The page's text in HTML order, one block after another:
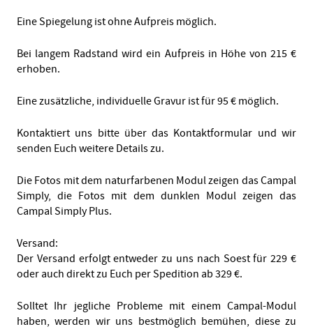
Eine Spiegelung ist ohne Aufpreis möglich.
Bei langem Radstand wird ein Aufpreis in Höhe von 215 €
erhoben.
Eine zusätzliche, individuelle Gravur ist für 95 € möglich.
Kontaktiert uns bitte über das Kontaktformular und wir
senden Euch weitere Details zu.
Die Fotos mit dem naturfarbenen Modul zeigen das Campal
Simply, die Fotos mit dem dunklen Modul zeigen das
Campal Simply Plus.
Versand:
Der Versand erfolgt entweder zu uns nach Soest für 229 €
oder auch direkt zu Euch per Spedition ab 329 €.
Solltet Ihr jegliche Probleme mit einem Campal-Modul
haben, werden wir uns bestmöglich bemühen, diese zu